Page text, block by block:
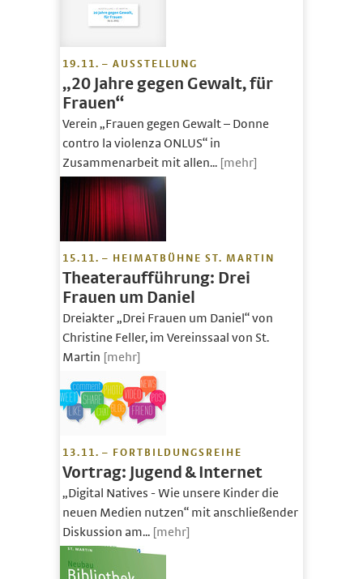
19.11. – AUSSTELLUNG
„20 Jahre gegen Gewalt, für
Frauen“
Verein „Frauen gegen Gewalt – Donne
contro la violenza ONLUS“ in
Zusammenarbeit mit allen... [mehr]
15.11. – HEIMATBÜHNE ST. MARTIN
Theateraufführung: Drei
Frauen um Daniel
Dreiakter „Drei Frauen um Daniel“ von
Christine Feller, im Vereinssaal von St.
Martin [mehr]
13.11. – FORTBILDUNGSREIHE
Vortrag: Jugend & Internet
„Digital Natives - Wie unsere Kinder die
neuen Medien nutzen“ mit anschließender
Diskussion am... [mehr]